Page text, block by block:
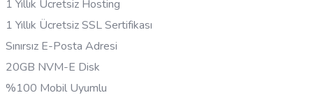
1 Yıllık Ücretsiz Hosting
1 Yıllık Ücretsiz SSL Sertifikası
Sınırsız E-Posta Adresi
20GB NVM-E Disk
%100 Mobil Uyumlu